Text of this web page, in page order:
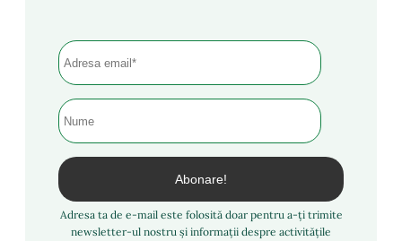
Adresa ta de e-mail este folosită doar pentru a-ți trimite
newsletter-ul nostru și informații despre activitățile